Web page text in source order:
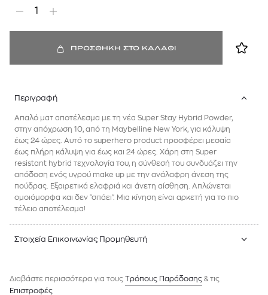
1
ΠΡΟΣΘΗΚΗ ΣΤΟ ΚΑΛΑΘΙ
Περιγραφή
Απαλό ματ αποτέλεσμα με τη νέα Super Stay Hybrid Powder,
στην απόχρωση 10, από τη Maybelline New York, για κάλυψη
έως 24 ώρες. Αυτό το superhero product προσφέρει μεσαία
έως πλήρη κάλυψη για έως και 24 ώρες. Χάρη στη Super
resistant hybrid τεχνολογία του, η σύνθεσή του συνδυάζει την
απόδοση ενός υγρού make up με την ανάλαφρη άνεση της
πούδρας. Εξαιρετικά ελαφριά και άνετη αίσθηση. Απλώνεται
ομοιόμορφα και δεν "σπάει". Μια κίνηση είναι αρκετή για το πιο
τέλειο αποτέλεσμα!
Στοιχεία Επικοινωνίας Προμηθευτή
Διαβάστε περισσότερα για τους Tρόπους Παράδοσης & τις
Επιστροφές